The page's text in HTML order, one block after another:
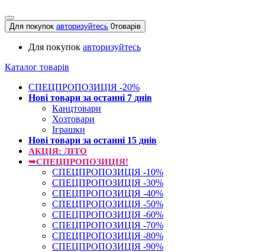
Для покупок авторизуйтесь 0товарів
Для покупок авторизуйтесь
Каталог товарів
СПЕЦПРОПОЗИЦІЯ -20%
Нові товари за останнi 7 днiв
Канцтовари
Хозтовари
Іграшки
Нові товари за останнi 15 днiв
АКЦІЯ: ЛІТО
➥СПЕЦПРОПОЗИЦІЯ!
СПЕЦПРОПОЗИЦІЯ -10%
СПЕЦПРОПОЗИЦІЯ -30%
СПЕЦПРОПОЗИЦІЯ -40%
СПЕЦПРОПОЗИЦІЯ -50%
СПЕЦПРОПОЗИЦІЯ -60%
СПЕЦПРОПОЗИЦІЯ -70%
СПЕЦПРОПОЗИЦІЯ -80%
СПЕЦПРОПОЗИЦІЯ -90%